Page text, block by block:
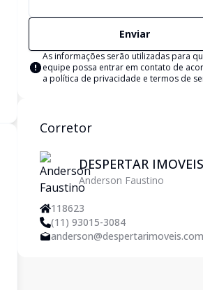
Enviar
As informações serão utilizadas para
equipe possa entrar em contato de
a política de privacidade e termos de
Corretor
DESPERTAR
Pirituba
Anderson Faustino
118623
(11) 93015-3084